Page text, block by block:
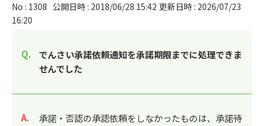
No : 1308 公開日時 : 2018/06/28 15:42 更新日時 : 2026/07/23
16:20
でんさい承諾依頼通知を承諾期限までに処理できま
せんでした
回答
承諾・否認の承認依頼をしなかったものは、承諾待